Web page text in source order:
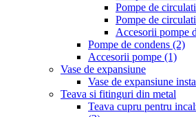
Pompe de
Pompe de
Accesorii pompe
Pompe de condens (2)
Accesorii pompe (1)
Vase de expansiune
Vase de expansiune
Teava si fitinguri din metal
Teava cupru pentru